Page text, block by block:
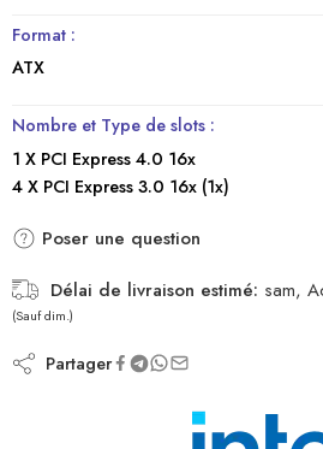
Format :
ATX
Nombre et Type de slots :
1 X PCI Express 4.0 16x
4 X PCI Express 3.0 16x (1x)
Poser une question
Délai de livraison estimé: sam,
(Sauf dim.)
Partager